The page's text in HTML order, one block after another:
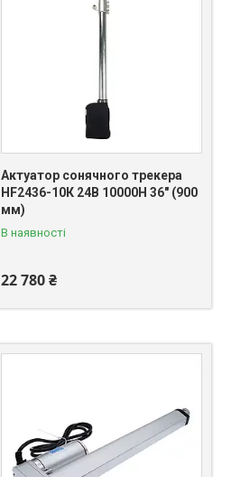
Актуатор сонячного трекера
HF2436-10К 24В 10000Н 36" (900
мм)
В наявності
22 780 ₴